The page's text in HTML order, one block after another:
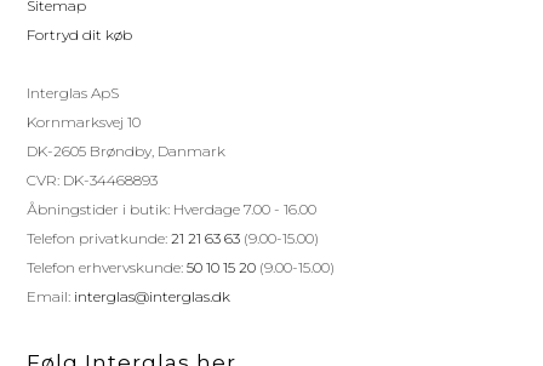
Sitemap
Fortryd dit køb
Interglas ApS
Kornmarksvej 10
DK-2605 Brøndby, Danmark
CVR: DK-34468893
Åbningstider i butik: Hverdage 7.00 - 16.00
Telefon privatkunde:21 21 63 63 (9.00-15.00)
Telefon erhvervskunde:50 10 15 20 (9.00-15.00)
Email: interglas@interglas.dk